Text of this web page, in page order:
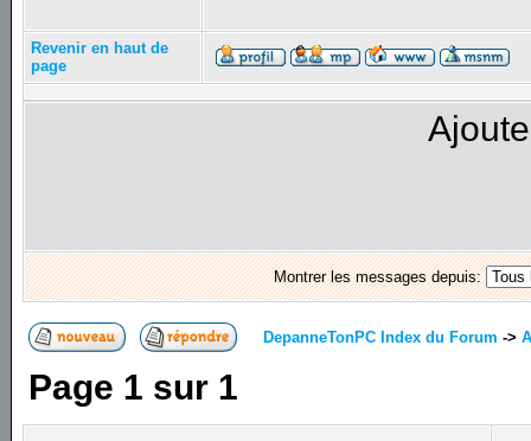
Revenir en haut de
page
Montrer les messages depuis:
DepanneTonPC Index du Forum ->
Page 1 sur 1